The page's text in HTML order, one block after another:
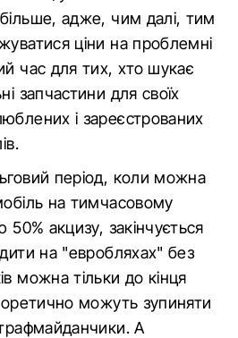
адже, чим далі, тим
ціни на проблемні
час для тих, хто шукає
запчастини для своїх
і зареєстрованих
період, коли можна
на тимчасовому
50% акцизу, закінчується
на "евробляхах" без
можна тільки до кінця
можуть зупиняти
А